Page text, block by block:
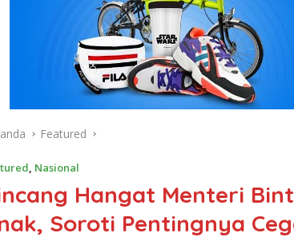
Featured
, Nasional
Hangat Menteri
Soroti Pentingnya